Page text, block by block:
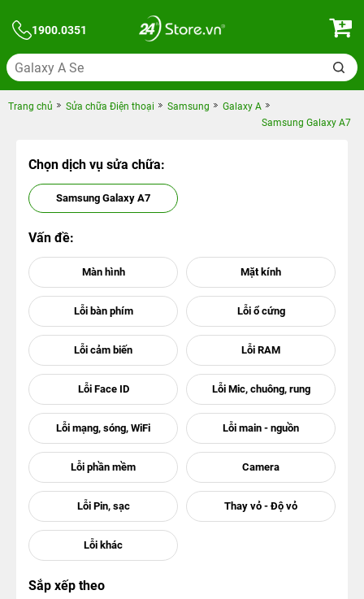
1900.0351
Trang chủ Sửa chữa Điện thoại Samsung
Galaxy A
Samsung Galaxy A7
Chọn dịch vụ sửa chữa:
Samsung Galaxy A7
Vấn đề:
Sắp xếp theo